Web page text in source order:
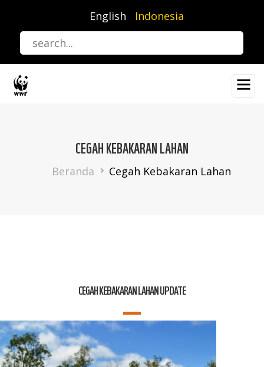
utama
English Indonesia
CEGAH KEBAKARAN LAHAN
Breadcrumb
Beranda Cegah Kebakaran Lahan
CEGAH KEBAKARAN LAHAN UPDATE